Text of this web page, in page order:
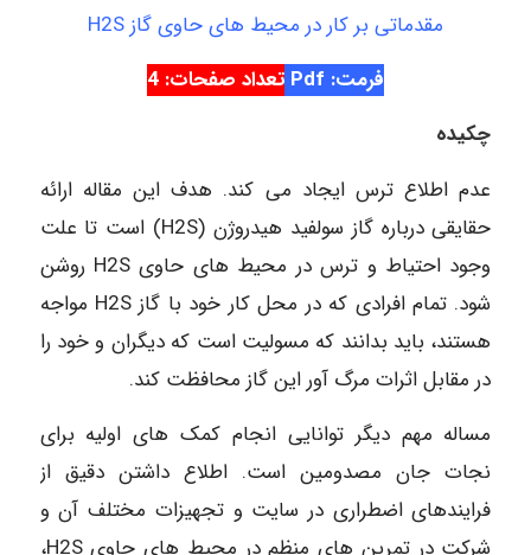
مقدماتی بر کار در محیط های حاوی گاز H2S
فرمت: Pdf
تعداد صفحات: 4
چکیده
عدم اطلاع ترس ایجاد می کند. هدف این مقاله ارائه
حقایقی درباره گاز سولفید هیدروژن (H2S) است تا علت
وجود احتیاط و ترس در محیط های حاوی H2S روشن
شود. تمام افرادی که در محل کار خود با گاز H2S مواجه
هستند، باید بدانند که مسولیت است که دیگران و خود را
در مقابل اثرات مرگ آور این گاز محافظت کند.
مساله مهم دیگر توانایی انجام کمک های اولیه برای
نجات جان مصدومین است. اطلاع داشتن دقیق از
فرایندهای اضطراری در سایت و تجهیزات مختلف آن و